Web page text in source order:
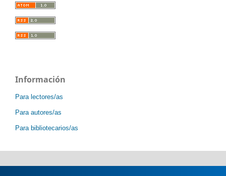
Información
Para lectores/as
Para autores/as
Para bibliotecarios/as